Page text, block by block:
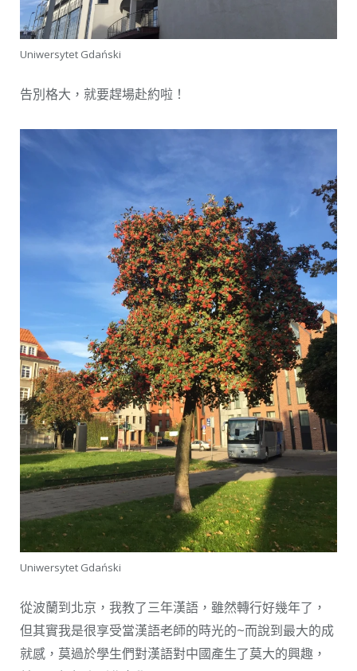
Uniwersytet Gdański
告別格大，就要趕場赴約啦！
Uniwersytet Gdański
從波蘭到北京，我教了三年漢語，雖然轉行好幾年了，
但其實我是很享受當漢語老師的時光的~而說到最大的成
就感，莫過於學生們對漢語對中國產生了莫大的興趣，